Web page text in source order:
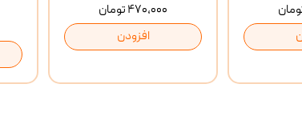
۴۷۰,۰۰۰ تومان
افزودن